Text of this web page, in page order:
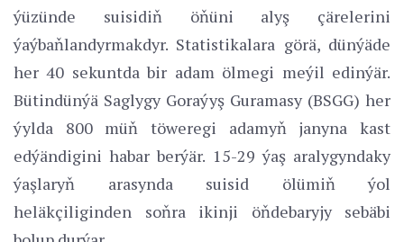
ýüzünde suisidiň öňüni alyş çärelerini
ýaýbaňlandyrmakdyr. Statistikalara görä, dünýäde
her 40 sekuntda bir adam ölmegi meýil edinýär.
Bütindünýä Saglygy Goraýyş Guramasy (BSGG) her
ýylda 800 müň töweregi adamyň janyna kast
edýändigini habar berýär. 15-29 ýaş aralygyndaky
ýaşlaryň arasynda suisid ölümiň ýol
heläkçiliginden soňra ikinji öňdebaryjy sebäbi